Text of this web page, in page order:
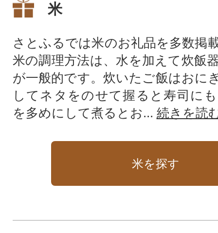
米
さとふるでは米のお礼品を多数掲
米の調理方法は、水を加えて炊飯
が一般的です。炊いたご飯はおに
してネタをのせて握ると寿司に
を多めにして煮るとお... 続きを読
米を探す